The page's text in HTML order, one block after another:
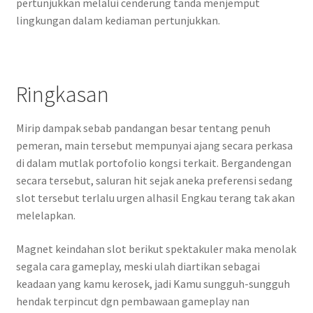
pertunjukkan melalui cenderung tanda menjemput
lingkungan dalam kediaman pertunjukkan.
Ringkasan
Mirip dampak sebab pandangan besar tentang penuh
pemeran, main tersebut mempunyai ajang secara perkasa
di dalam mutlak portofolio kongsi terkait. Bergandengan
secara tersebut, saluran hit sejak aneka preferensi sedang
slot tersebut terlalu urgen alhasil Engkau terang tak akan
melelapkan.
Magnet keindahan slot berikut spektakuler maka menolak
segala cara gameplay, meski ulah diartikan sebagai
keadaan yang kamu kerosek, jadi Kamu sungguh-sungguh
hendak terpincut dgn pembawaan gameplay nan